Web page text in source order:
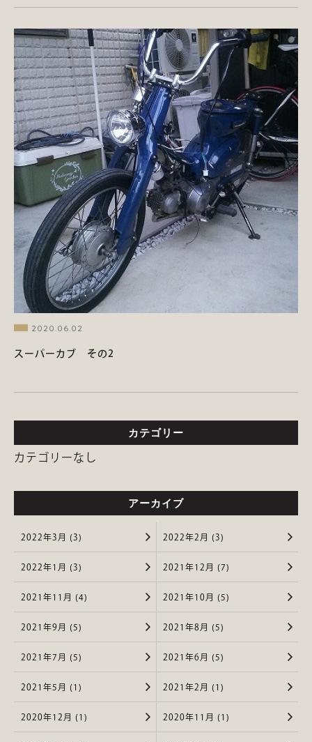
2020.06.02
スーパーカブ その2
カテゴリー
カテゴリーなし
アーカイブ
2022年3月 (3) 2022年2月 (3)
2022年1月 (3) 2021年12月 (7)
2021年11月 (4) 2021年10月 (5)
2021年9月 (5) 2021年8月 (5)
2021年7月 (5) 2021年6月 (5)
2021年5月 (1) 2021年2月 (1)
2020年12月 (1) 2020年11月 (1)